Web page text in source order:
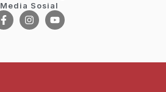
Media Sosial